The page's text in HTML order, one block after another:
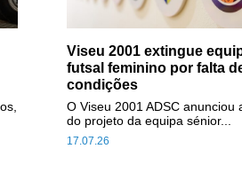
Viseu 2001 extingue
futsal feminino por falta
condições
17.07.26
O Viseu 2001 ADSC anunciou
do projeto da equipa sénior...